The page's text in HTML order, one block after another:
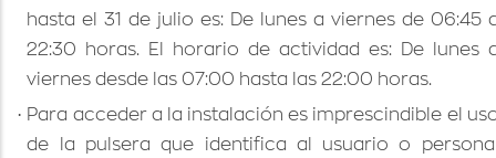
hasta el 31 de julio es: De lunes a viernes de 06:45
22:30 horas. El horario de actividad es: De lunes
viernes desde las 07:00 hasta las 22:00 horas.
· Para acceder a la instalación es imprescindible el
de la pulsera que identifica al usuario o